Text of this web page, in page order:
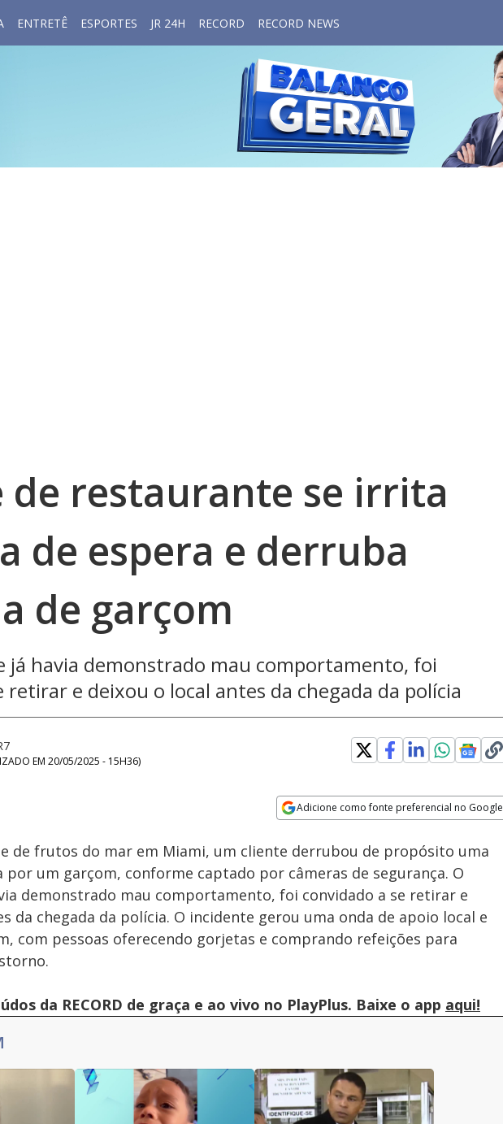
ENTRETÊ ESPORTES JR 24H RECORD RECORD NEWS
de restaurante se irrita
de espera e derruba
de garçom
já havia demonstrado mau comportamento, foi
retirar e deixou o local antes da chegada da polícia
EM 20/05/2025 - 15H36)
Adicione como fonte preferencial no Google
Velocidade
de frutos do mar em Miami, um cliente derrubou de propósito uma
por um garçom, conforme captado por câmeras de segurança. O
demonstrado mau comportamento, foi convidado a se retirar e
da chegada da polícia. O incidente gerou uma onda de apoio local e
com pessoas oferecendo gorjetas e comprando refeições para
da RECORD de graça e ao vivo no PlayPlus. Baixe o app aqui!